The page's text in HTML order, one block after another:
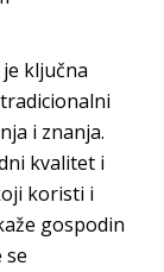
ključna
i znanja.
kvalitet i
koristi i
gospodin
se